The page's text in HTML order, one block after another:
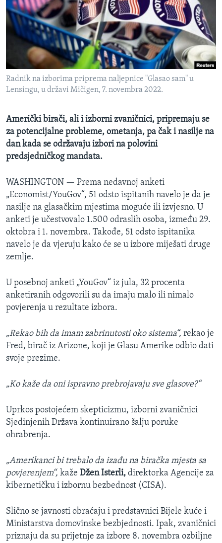
MAGAZIN
O GLASU AMERIKE
Learning English
PRATITE NAS
Jezici
Radnik na izborima priprema naljepnice "Glasao sam" u
Lensingu, u državi Mičigen, 7. novembra 2022.
Američki birači, ali i izborni zvaničnici, pripremaju se
za potencijalne probleme, ometanja, pa čak i nasilje na
dan kada se održavaju izbori na polovini
predsjedničkog mandata.
WASHINGTON — Prema nedavnoj anketi
„Economist/YouGov“, 51 odsto ispitanih navelo je da je
nasilje na glasačkim mjestima moguće ili izvjesno. U
anketi je učestvovalo 1.500 odraslih osoba, između 29.
oktobra i 1. novembra. Takođe, 51 odsto ispitanika
navelo je da vjeruju kako će se u izbore miješati druge
zemlje.
U posebnoj anketi „YouGov“ iz jula, 32 procenta
anketiranih odgovorili su da imaju malo ili nimalo
povjerenja u rezultate izbora.
„Rekao bih da imam zabrinutosti oko sistema“, rekao je
Fred, birač iz Arizone, koji je Glasu Amerike odbio dati
svoje prezime.
„Ko kaže da oni ispravno prebrojavaju sve glasove?“
Uprkos postojećem skepticizmu, izborni zvaničnici
Sjedinjenih Država kontinuirano šalju poruke
ohrabrenja.
„Amerikanci bi trebalo da izađu na biračka mjesta sa
povjerenjem“, kaže Džen Isterli, direktorka Agencije za
kibernetičku i izbornu bezbednost (CISA).
Slično se javnosti obraćaju i predstavnici Bijele kuće i
Ministarstva domovinske bezbjednosti. Ipak, zvaničnici
priznaju da su prijetnje za izbore 8. novembra ozbiljne